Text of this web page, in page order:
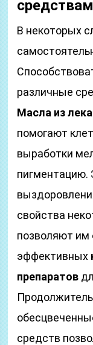
В некоторых
различные
Масла из
помогают
выработки
пигментацию.
свойства
позволяют им
эффективных
препаратов
средств